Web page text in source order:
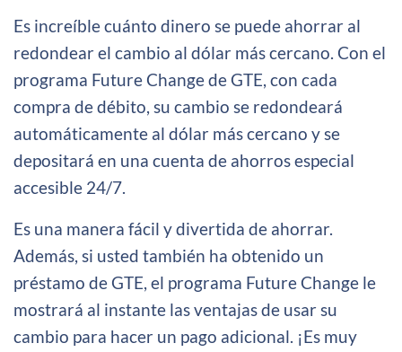
Es increíble cuánto dinero se puede ahorrar al
redondear el cambio al dólar más cercano. Con el
programa Future Change de GTE, con cada
compra de débito, su cambio se redondeará
automáticamente al dólar más cercano y se
depositará en una cuenta de ahorros especial
accesible 24/7.
Es una manera fácil y divertida de ahorrar.
Además, si usted también ha obtenido un
préstamo de GTE, el programa Future Change le
mostrará al instante las ventajas de usar su
cambio para hacer un pago adicional. ¡Es muy